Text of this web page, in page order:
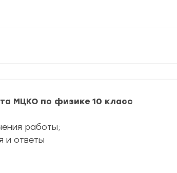
МЦКО по физике 10 класс
работы;
и ответы